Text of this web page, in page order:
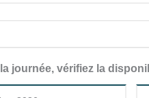
journée, vérifiez la